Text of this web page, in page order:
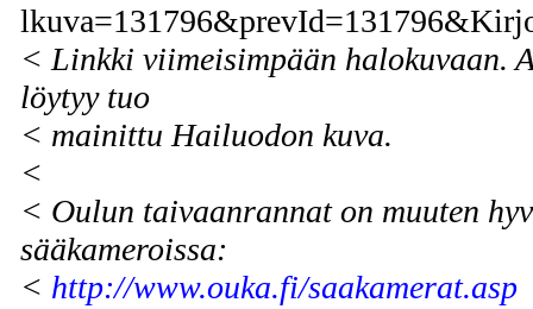
< Linkki viimeisimpään halokuvaan.
löytyy tuo
< mainittu Hailuodon kuva.
<
< Oulun taivaanrannat on muuten
sääkameroissa:
< http://www.ouka.fi/saakamerat.asp